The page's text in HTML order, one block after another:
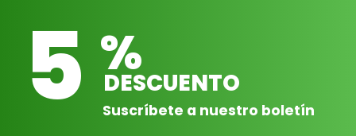
5 %
DESCUENTO
Suscríbete a nuestro boletín